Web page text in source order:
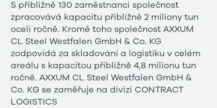
S přibližně 130 zaměstnanci společnost
zpracovává kapacitu přibližně 2 miliony tun
oceli ročně. Kromě toho společnost AXXUM
CL Steel Westfalen GmbH & Co. KG
zodpovídá za skladování a logistiku v celém
areálu s kapacitou přibližně 4,8 milionu tun
ročně. AXXUM CL Steel Westfalen GmbH &
Co. KG se zaměřuje na divizi CONTRACT
LOGISTICS